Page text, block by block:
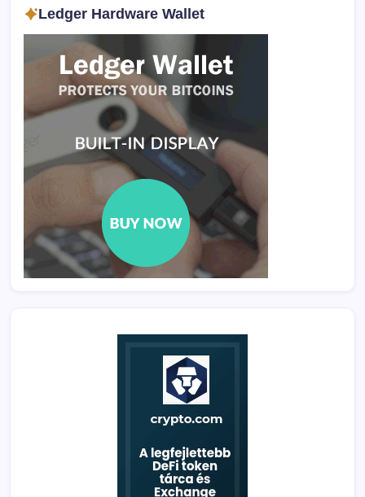
Ledger Hardware Wallet